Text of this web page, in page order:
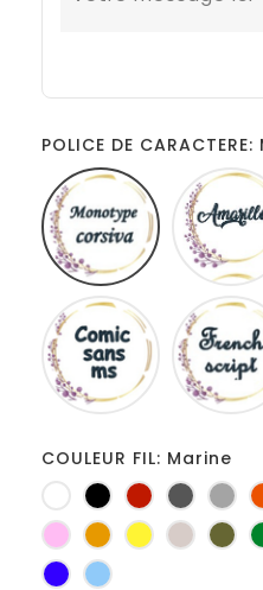
POLICE DE
Monotype
corsiva
Comic
sans
ms
COULEUR FIL: Marine
BlancNoir RougeGris
foncé
Gris
RoseJaune
d'or
jauneFicelle
BleuBleu